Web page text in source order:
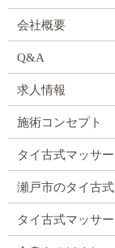
会社概要
Q&A
求人情報
施術コンセプト
タイ古式マッサ
瀬戸市のタイ古
タイ古式マッサ